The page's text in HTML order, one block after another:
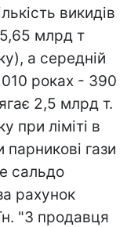
викидів
млрд т
а середній
роках - 390
2,5 млрд т.
при ліміті в
гази
сальдо
рахунок
"З продавця